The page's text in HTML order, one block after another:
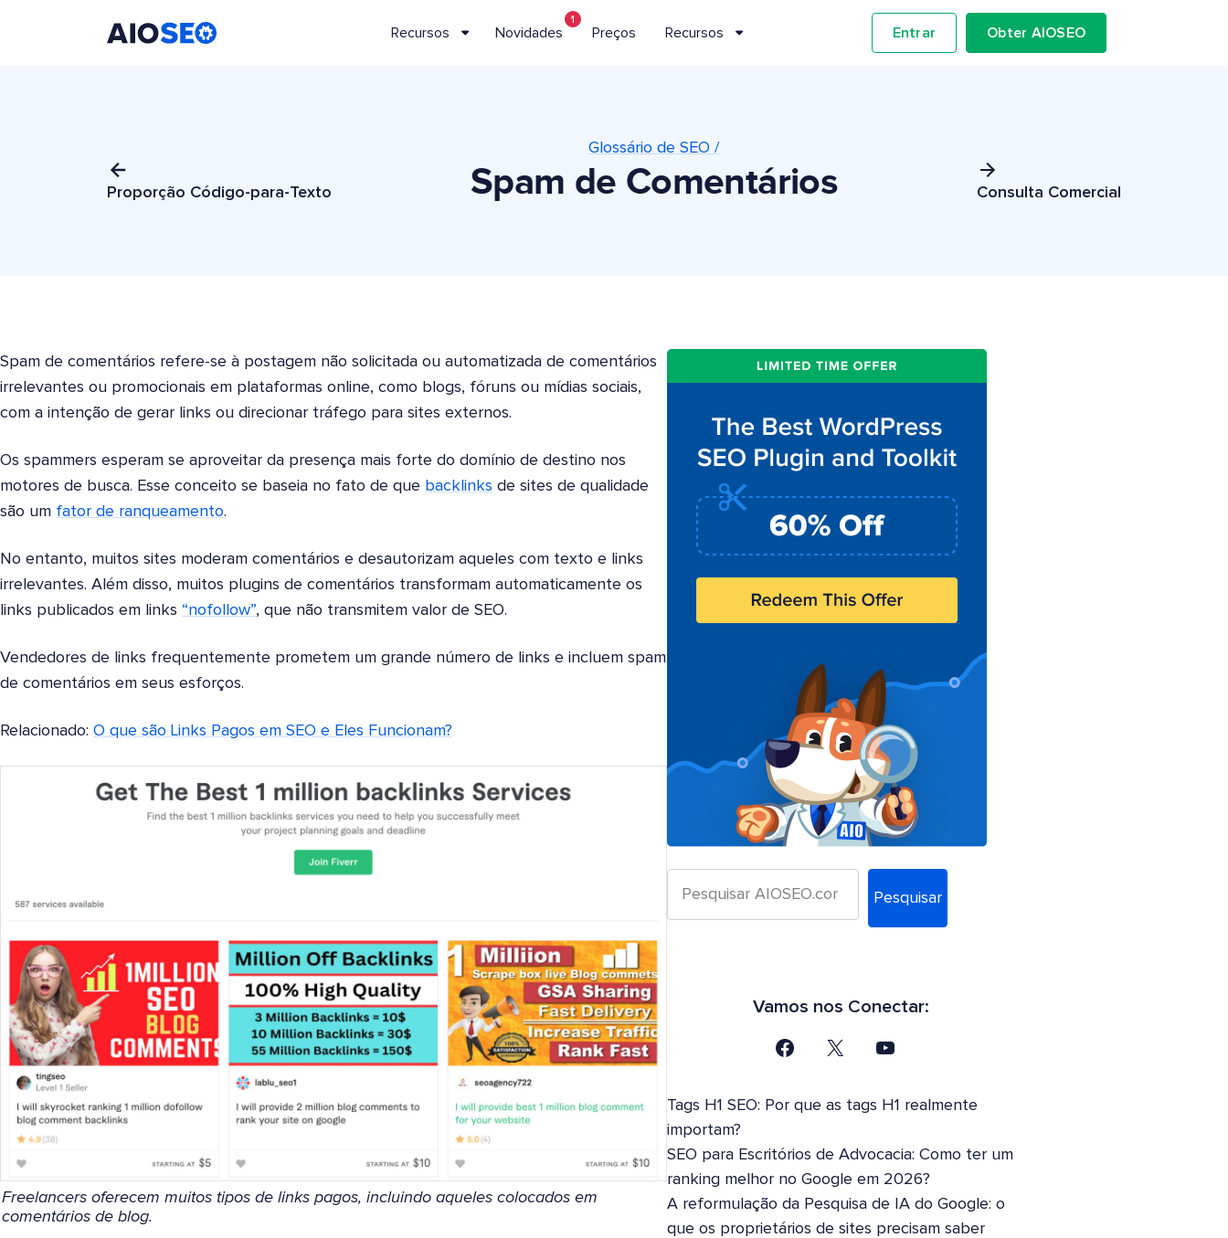
Recursos Novidades
1
Preços Recursos Entrar Obter AIOSEO
Proporção Código-para-Texto
Glossário de SEO /
Spam de Comentários Consulta Comercial
Spam de comentários refere-se à postagem não solicitada ou automatizada de comentários
irrelevantes ou promocionais em plataformas online, como blogs, fóruns ou mídias sociais,
com a intenção de gerar links ou direcionar tráfego para sites externos.
Os spammers esperam se aproveitar da presença mais forte do domínio de destino nos
motores de busca. Esse conceito se baseia no fato de que backlinks de sites de qualidade
são um fator de ranqueamento.
No entanto, muitos sites moderam comentários e desautorizam aqueles com texto e links
irrelevantes. Além disso, muitos plugins de comentários transformam automaticamente os
links publicados em links “nofollow”, que não transmitem valor de SEO.
Vendedores de links frequentemente prometem um grande número de links e incluem spam
de comentários em seus esforços.
Relacionado: O que são Links Pagos em SEO e Eles Funcionam?
Freelancers oferecem muitos tipos de links pagos, incluindo aqueles colocados em
comentários de blog.
Pesquisar
Vamos nos Conectar:
Tags H1 SEO: Por que as tags H1 realmente
importam?
SEO para Escritórios de Advocacia: Como ter um
ranking melhor no Google em 2026?
A reformulação da Pesquisa de IA do Google: o
que os proprietários de sites precisam saber